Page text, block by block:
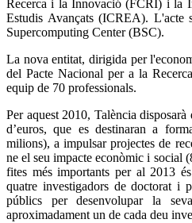
Recerca i la Innovació (FCRI) i la
Estudis Avançats (ICREA). L'acte
Supercomputing Center (BSC).
La nova entitat, dirigida per
del Pacte Nacional per a la
equip de 70 professionals.
Per aquest 2010, Talència
d’euros, que es destinaran a
milions), a impulsar projectes de
ne el seu impacte econòmic i social
fites més importants per al 2013
quatre investigadors de doctorat i
públics per desenvolupar la
aproximadament un de cada deu